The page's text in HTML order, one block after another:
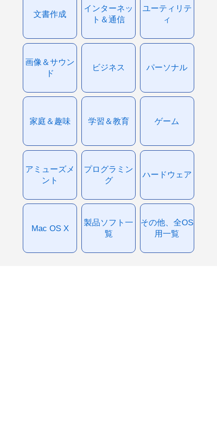
文書作成
インターネッ
ト＆通信
ユーティリテ
ィ
画像＆サウン
ド
ビジネス パーソナル
家庭＆趣味 学習＆教育 ゲーム
アミューズメ
ント
プログラミン
グ
ハードウェア
Mac OS X
製品ソフト一
覧
その他、全OS
用一覧